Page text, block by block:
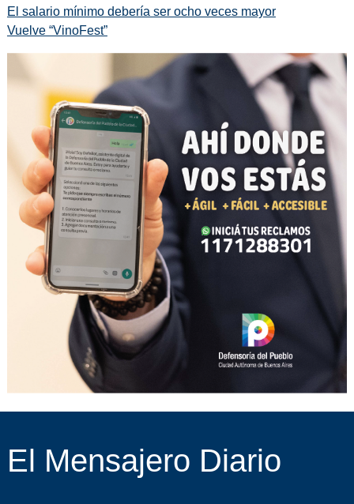
El salario mínimo debería ser ocho veces mayor
Vuelve “VinoFest”
El Mensajero Diario